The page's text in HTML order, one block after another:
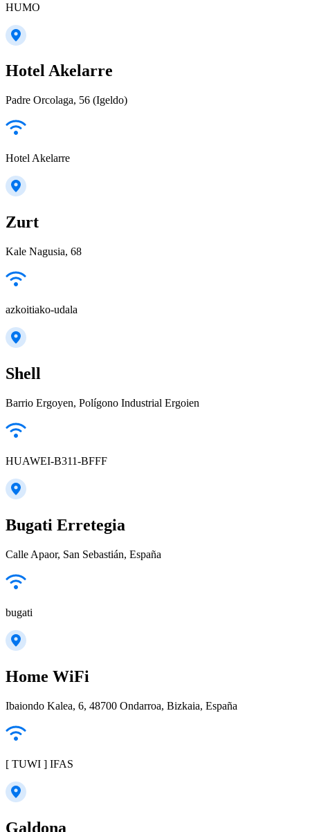
HUMO
Hotel Akelarre
Padre Orcolaga, 56 (Igeldo)
Hotel Akelarre
Zurt
Kale Nagusia, 68
azkoitiako-udala
Shell
Barrio Ergoyen, Polígono Industrial Ergoien
HUAWEI-B311-BFFF
Bugati Erretegia
Calle Apaor, San Sebastián, España
bugati
Home WiFi
Ibaiondo Kalea, 6, 48700 Ondarroa, Bizkaia, España
[ TUWI ] IFAS
Galdona